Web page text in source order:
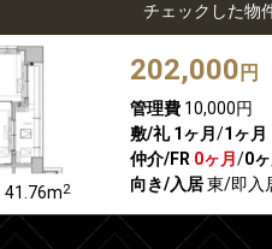
チェックした物
41.76m2
202,000 円
管理費10,000円
敷/礼 1ヶ月 /1ヶ月
仲介/FR 0ヶ月 /0ヶ
向き/入居東/即入